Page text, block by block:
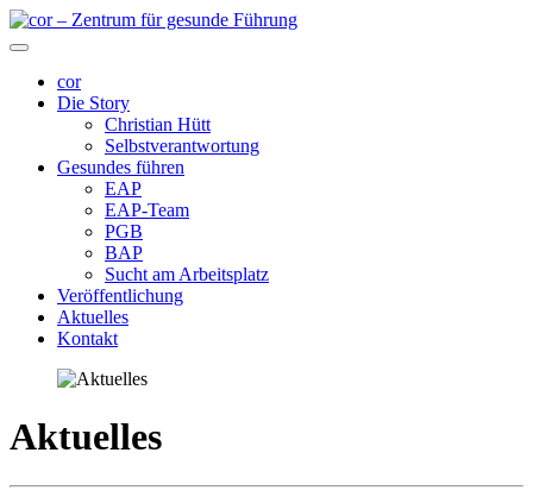
cor
Die Story
Christian Hütt
Selbstverantwortung
Gesundes führen
EAP
EAP-Team
PGB
BAP
Sucht am Arbeitsplatz
Veröffentlichung
Aktuelles
Kontakt
Aktuelles